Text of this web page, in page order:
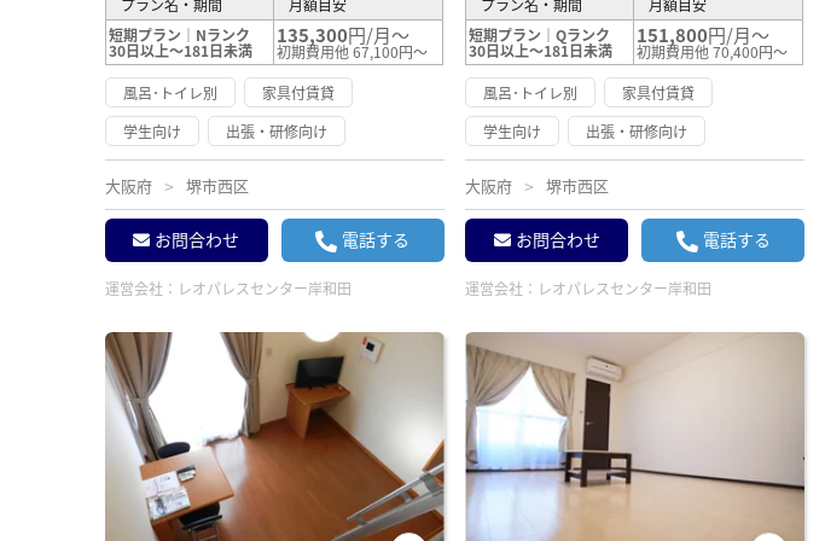
短期プラン｜Nランク
30日以上～181日未満
135,300円/月～
初期費用他 67,100円～
風呂･トイレ別
家具付賃貸
学生向け
出張・研修向け
大阪府 堺市西区
お問合わせ 電話する
運営会社： レオパレスセンター岸和田
短期プラン｜Qランク
30日以上～181日未満
151,800円/月～
初期費用他 70,400円～
風呂･トイレ別
家具付賃貸
学生向け
出張・研修向け
大阪府 堺市西区
お問合わせ 電話する
運営会社： レオパレスセンター岸和田